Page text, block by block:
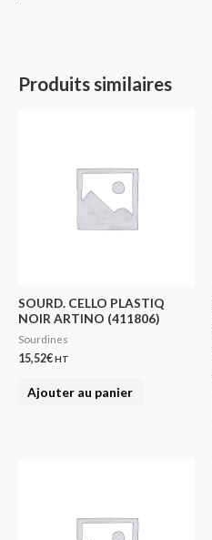
Produits similaires
SOURD. CELLO PLASTIQ
NOIR ARTINO (411806)
Sourdines
15,52€HT
Ajouter au panier